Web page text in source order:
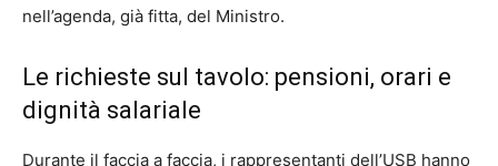
nell’agenda, già fitta, del Ministro.
Le richieste sul tavolo: pensioni, orari e
dignità salariale
Durante il faccia a faccia, i rappresentanti dell’USB hanno